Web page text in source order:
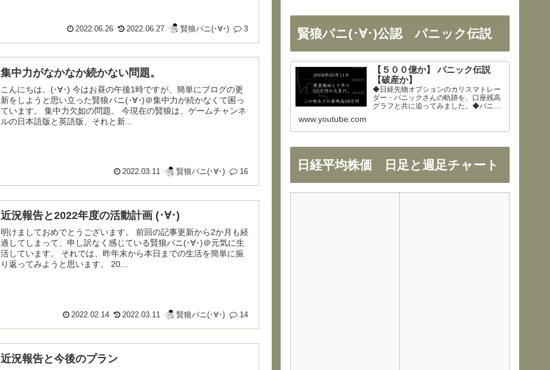
2022.06.26 2022.06.27 賢狼パニ(･∀･) 3
集中力がなかなか続かない問題。
こんにちは。(･∀･) 今はお昼の午後1時ですが、簡単にブログの更
新をしようと思い立った賢狼パニ(･∀･)＠集中力が続かなくて困っ
ています。 集中力欠如の問題。 今現在の賢狼は、ゲームチャンネ
ルの日本語版と英語版、それと新...
2022.03.11 賢狼パニ(･∀･) 16
近況報告と2022年度の活動計画 (･∀･)
明けましておめでとうございます。 前回の記事更新から2か月も経
過してしまって、申し訳なく感じている賢狼パニ(･∀･)＠元気に生
活しています。 それでは、昨年末から本日までの生活を簡単に振
り返ってみようと思います。 20...
2022.02.14 2022.03.11 賢狼パニ(･∀･) 14
近況報告と今後のプラン
賢狼パニ(･∀･)公認 パニック伝説
【５００億か】 パニック伝説
【破産か】
◆日経先物オプションのカリスマトレー
ダー・パニックさんの軌跡を、口座残高
グラフと共に追ってみました。◆パニッ
大部分を使わせて頂きました。ありがと
www.youtube.com
日経平均株価 日足と週足チャート